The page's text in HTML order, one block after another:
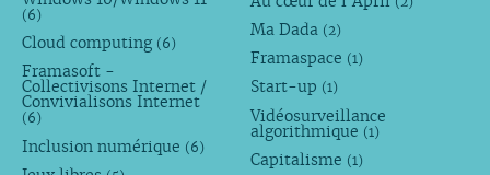
(6)
Cloud computing (6)
Framasoft -
Collectivisons Internet /
Convivialisons Internet
(6)
Inclusion numérique (6)
Ma Dada (2)
Framaspace (1)
Start-up (1)
Vidéosurveillance
algorithmique (1)
Capitalisme (1)